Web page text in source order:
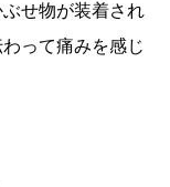
せ物が装着され
って痛みを感じ